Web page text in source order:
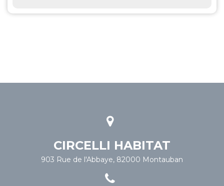
CIRCELLI HABITAT
903 Rue de l'Abbaye, 82000 Montauban